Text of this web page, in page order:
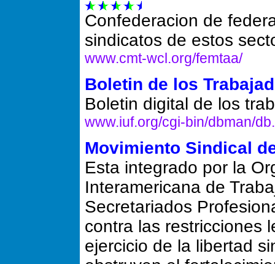
Confederacion de
sindicatos de estos
www.cmt-wcl.org/femtaa/
Boletin de los
Boletin digital de los
www.iuf.org/cgi-bin/dbman/
Movimiento Sindical
Esta integrado por la
Interamericana de
Secretariados
contra las restricciones
ejercicio de la libertad